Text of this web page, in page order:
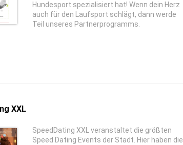
Hundesport spezialisiert hat! Wenn dein Herz
auch für den Laufsport schlägt, dann werde
Teil unseres Partnerprogramms.
XXL
SpeedDating XXL veranstaltet die größten
Speed Dating Events der Stadt. Hier haben die